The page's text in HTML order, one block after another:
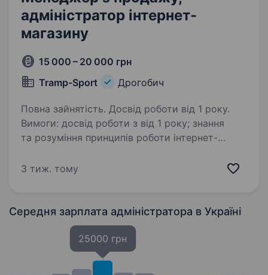
адміністратор інтернет-
магазину
15 000 – 20 000 грн
Tramp-Sport
Дрогобич
Повна зайнятість. Досвід роботи від 1 року.
Вимоги: досвід роботи з від 1 року; знання
та розуміння принципів роботи інтернет-
(CRM); комунікабельність, бажання
3 тиж. тому
Середня зарплата адміністратора в Україні
25000 грн